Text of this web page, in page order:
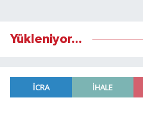
Yükleniyor...